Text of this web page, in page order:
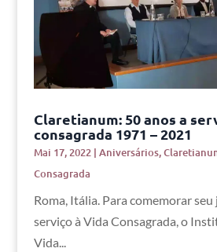
Claretianum: 50 anos a
consagrada 1971 – 2021
Mai 17, 2022| Aniversários,
Consagrada
Roma, Itália. Para comemorar
serviço à Vida Consagrada, o
Vida...